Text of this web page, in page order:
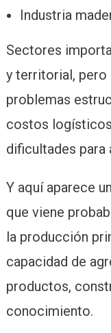
Industria
Sectores
y territorial, pero
problemas
costos
dificultades para
Y aquí aparece
que viene
la producción
capacidad de
productos,
conocimiento.